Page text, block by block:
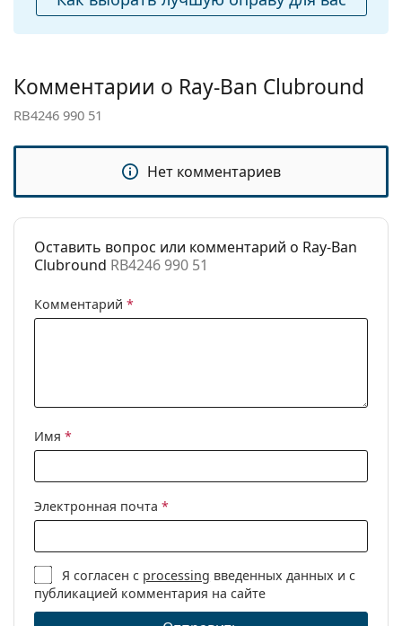
чистки:
Другое
Категория:
Солнцезащитные очки
Бренд:
RB4246 990 51
Доступен рецепт: Нет
Комментарии о Ray-Ban Clubround
RB4246 990 51
Нет комментариев
Оставить вопрос или комментарий о Ray-Ban
Clubround RB4246 990 51
Комментарий *
Имя *
Электронная почта *
Я согласен с processing введенных данных и с
публикацией комментария на сайте